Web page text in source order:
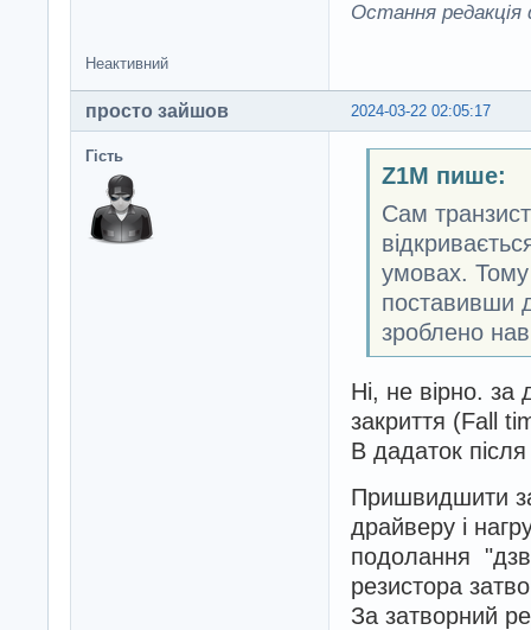
Остання редакція
Неактивний
2024-03-22 02:05:17
просто зайшов
Гість
Z1M пише:
Сам
умовах.
поставивши
зроблено
Ні, не вірно. за
закриття (Fall
В дадаток
Пришвидшити
драйверу і
подолання
резистора
За затворний